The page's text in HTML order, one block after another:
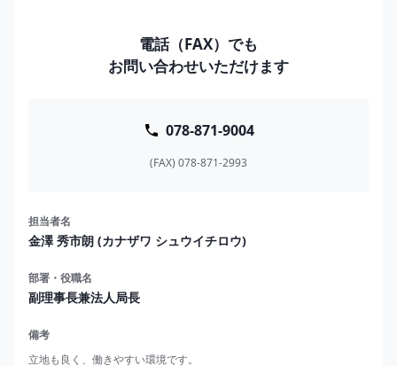
電話（FAX）でも
お問い合わせいただけます
078-871-9004
(FAX) 078-871-2993
担当者名
金澤 秀市朗 (カナザワ シュウイチロウ)
部署・役職名
副理事長兼法人局長
備考
立地も良く、働きやすい環境です。